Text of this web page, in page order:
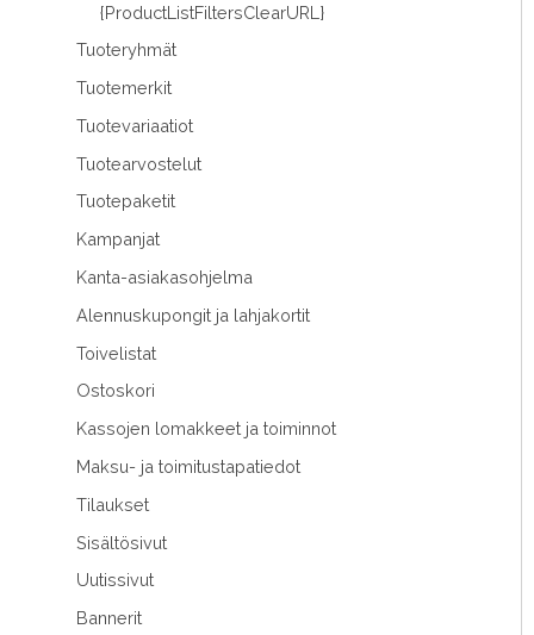
{ProductListFiltersClearURL}
Tuoteryhmät
Tuotemerkit
Tuotevariaatiot
Tuotearvostelut
Tuotepaketit
Kampanjat
Kanta-asiakasohjelma
Alennuskupongit ja lahjakortit
Toivelistat
Ostoskori
Kassojen lomakkeet ja toiminnot
Maksu- ja toimitustapatiedot
Tilaukset
Sisältösivut
Uutissivut
Bannerit